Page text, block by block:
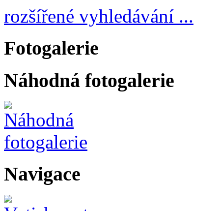
rozšířené vyhledávání ...
Fotogalerie
Náhodná fotogalerie
Navigace